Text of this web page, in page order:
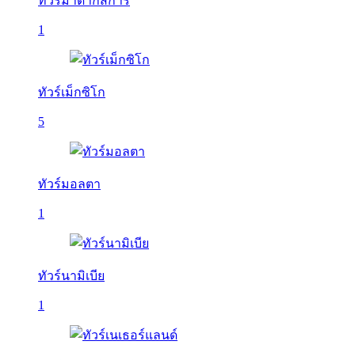
1
ทัวร์เม็กซิโก
5
ทัวร์มอลตา
1
ทัวร์นามิเบีย
1